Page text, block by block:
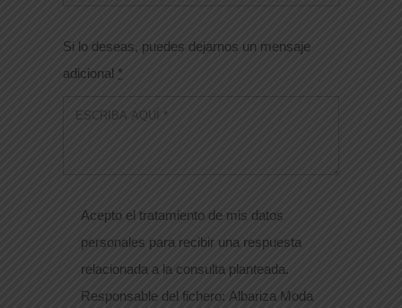
Si lo deseas, puedes dejarnos un mensaje
adicional *
Acepto el tratamiento de mis datos
personales para recibir una respuesta
relacionada a la consulta planteada.
Responsable del fichero: Albariza Moda